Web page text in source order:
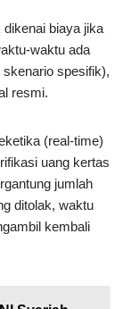
dikenai biaya jika
waktu ada
spesifik),
resmi.
(real-time)
uang kertas
jumlah
ditolak, waktu
kembali